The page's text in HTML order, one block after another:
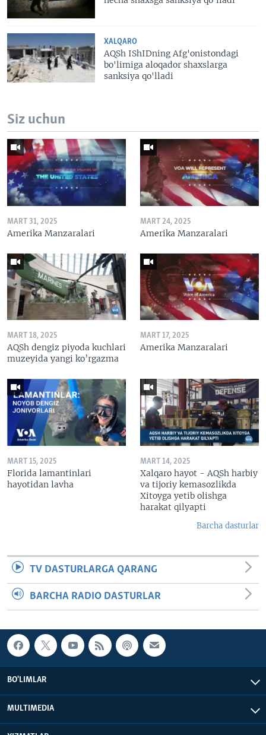
XALQARO
AQSh IShIDning Afg'onistondagi
bo'limiga aloqador shaxslarga
sanksiya qo'lladi
Siz uchun
MART 31, 2025
Amerika Manzaralari
MART 24, 2025
Amerika Manzaralari
MART 18, 2025
AQSh dengiz piyoda kuchlari
muzeyida yangi ko’rgazma
MART 17, 2025
Amerika Manzaralari
MART 15, 2025
Florida lamantinlari
hayotidan lavha
MART 14, 2025
Xalqaro hayot - AQSh harbiy
va tijoriy kemasozlikda
Xitoyga yetib olishga
harakat qilyapti
Barcha dasturlar
TV DASTURLARGA QARANG
BARCHA RADIO DASTURLAR
BO'LIMLAR
MULTIMEDIA